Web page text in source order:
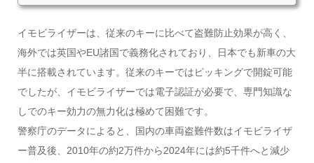
イモビライザーは、従来のキーに比べて盗難防止効果が高く、
海外では英国やEU諸国で義務化されており、日本でも新車の大
半に搭載されています。従来のキーではピッキングで開錠可能
でしたが、イモビライザーでは電子認証が必要で、専門知識な
しでのキー効力の無力化は極めて困難です。
警察庁のデータによると、国内の車両盗難件数はイモビライザ
ー普及後、2010年の約2万件から2024年には約5千件へと減少